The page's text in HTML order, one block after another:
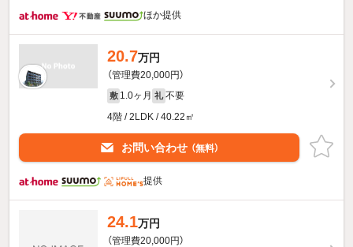
ほか提供
20.7万円
（管理費20,000円）
敷 1.0ヶ月 礼 不要
4階 / 2LDK / 40.22㎡
お問い合わせ （無料）
提供
24.1万円
（管理費20,000円）